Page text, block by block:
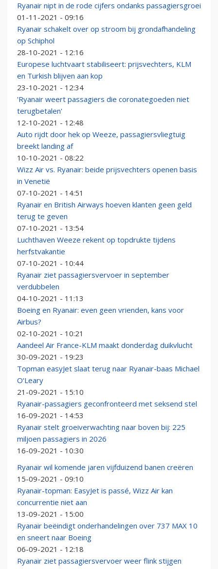
Ryanair nipt in de rode cijfers ondanks passagiersgroei
01-11-2021 - 09:16
Ryanair schakelt over op stroom bij grondafhandeling
op Schiphol
28-10-2021 - 12:16
Europese luchtvaart stabiliseert: prijsvechters, KLM
en Turkish blijven aan kop
23-10-2021 - 12:34
'Ryanair weert passagiers die coronategoeden niet
terugbetalen'
12-10-2021 - 12:48
Auto rijdt door hek op Weeze, passagiersvliegtuig
breekt landing af
10-10-2021 - 08:22
Wizz Air vs. Ryanair: beide prijsvechters openen basis
in Venetië
07-10-2021 - 14:51
Ryanair en British Airways hoeven klanten geen geld
terug te geven
07-10-2021 - 13:54
Luchthaven Weeze rekent op topdrukte tijdens
herfstvakantie
07-10-2021 - 10:44
Ryanair ziet passagiersvervoer in september
verdubbelen
04-10-2021 - 11:13
Boeing en Ryanair: even geen vrienden, kans voor
Airbus?
02-10-2021 - 10:21
Aandeel Air France-KLM maakt donderdag duikvlucht
30-09-2021 - 19:23
Topman easyJet slaat terug naar Ryanair-baas Michael
O‘Leary
21-09-2021 - 15:10
Ryanair-passagiers geconfronteerd met seksend stel
16-09-2021 - 14:53
Ryanair stelt groeiverwachting naar boven bij: 225
miljoen passagiers in 2026
16-09-2021 - 10:30
Ryanair wil komende jaren vijfduizend banen creëren
15-09-2021 - 09:10
Ryanair-topman: EasyJet is passé, Wizz Air kan
concurrentie niet aan
13-09-2021 - 15:00
Ryanair beëindigt onderhandelingen over 737 MAX 10
en sneert naar Boeing
06-09-2021 - 12:18
Ryanair ziet passagiersvervoer weer flink stijgen